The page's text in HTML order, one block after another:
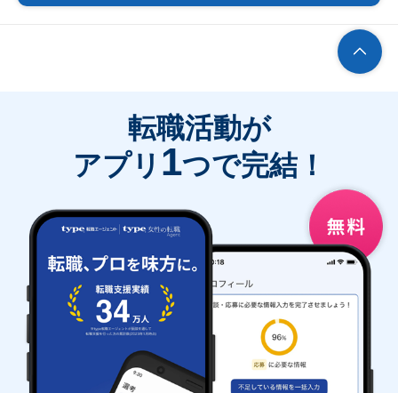
転職活動が
アプリ 1つで完結！